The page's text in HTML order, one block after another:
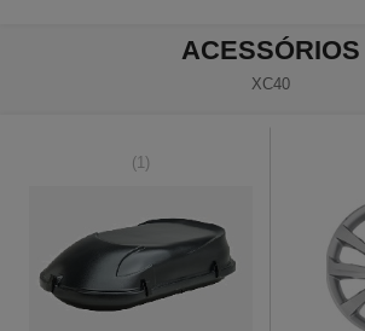
ACESSÓRIOS
XC40
(1)